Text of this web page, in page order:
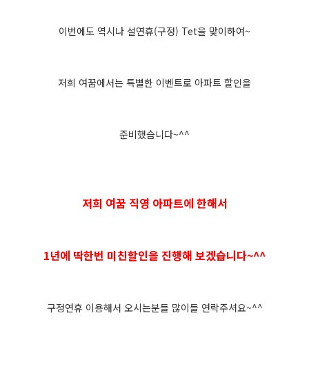
이번에도 역시나 설연휴(구정) Tet을 맞이하여~
저희 여꿈에서는 특별한 이벤트로 아파트 할인을
준비했습니다~^^
저희 여꿈 직영 아파트에 한해서
1년에 딱한번 미친할인을 진행해 보겠습니다~^^
구정연휴 이용해서 오시는분들 많이들 연락주셔요~^^